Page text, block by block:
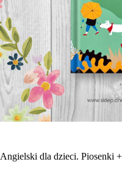
Angielski dla dzieci. Piosenki